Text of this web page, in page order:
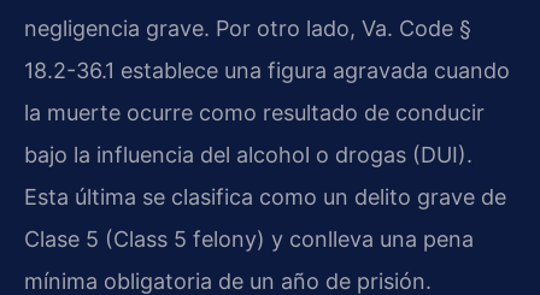
negligencia grave. Por otro lado, Va. Code §
18.2-36.1 establece una figura agravada cuando
la muerte ocurre como resultado de conducir
bajo la influencia del alcohol o drogas (DUI).
Esta última se clasifica como un delito grave de
Clase 5 (Class 5 felony) y conlleva una pena
mínima obligatoria de un año de prisión.